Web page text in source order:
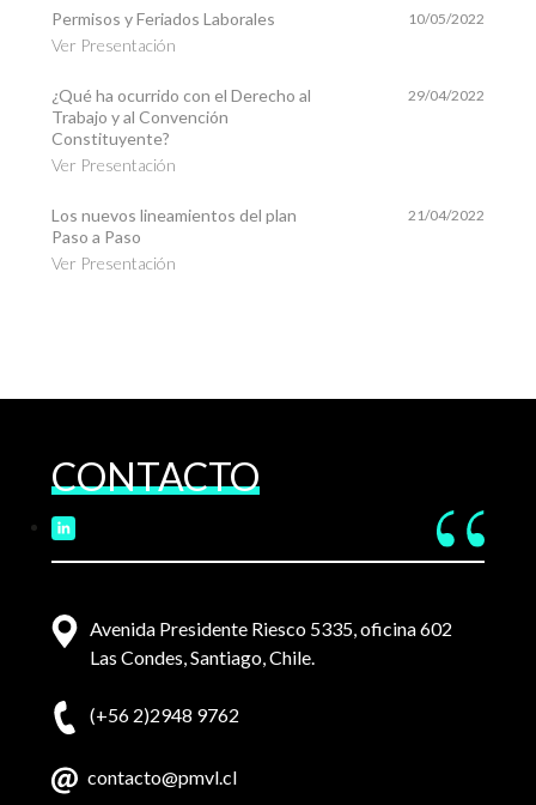
Permisos y Feriados Laborales
Ver Presentación
10/05/2022
¿Qué ha ocurrido con el Derecho al
Trabajo y al Convención
Constituyente?
Ver Presentación
29/04/2022
Los nuevos lineamientos del plan
Paso a Paso
Ver Presentación
21/04/2022
CONTACTO
Avenida Presidente Riesco 5335, oficina 602
Las Condes, Santiago, Chile.
(+56 2)2948 9762
contacto@pmvl.cl